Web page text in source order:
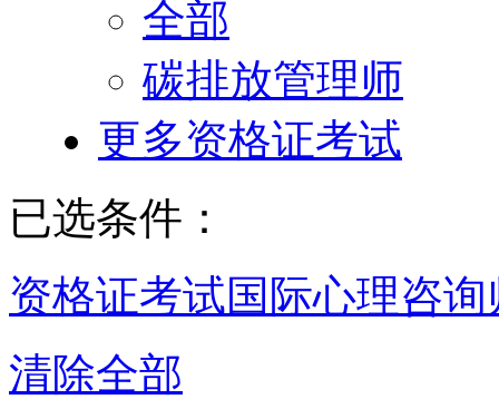
全部
碳排放管理师
更多资格证考试
已选条件：
资格证考试国际心理咨
清除全部